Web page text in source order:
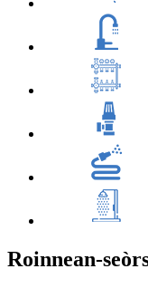
Roinnean-